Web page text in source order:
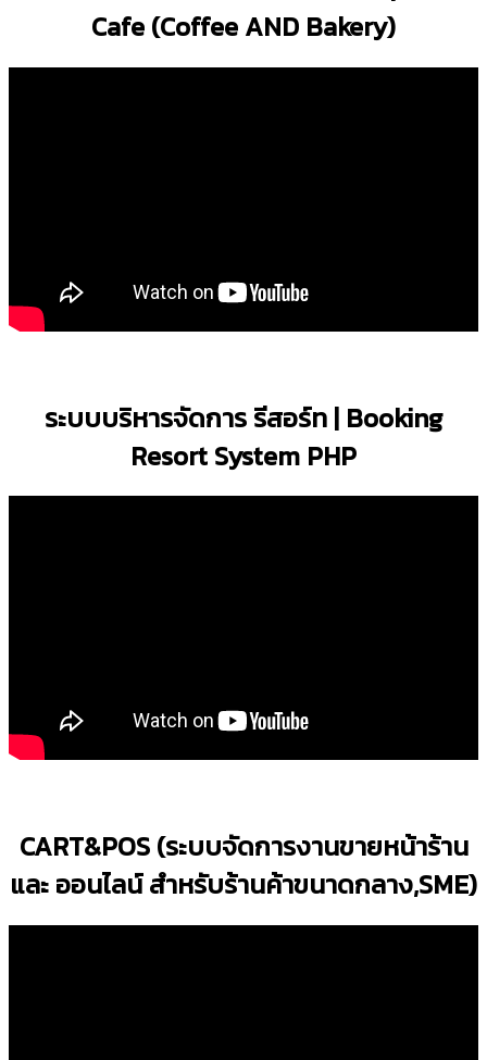
Cafe (Coffee AND Bakery)
ระบบบริหารจัดการ รีสอร์ท | Booking
Resort System PHP
CART&POS (ระบบจัดการงานขายหน้าร้าน
และ ออนไลน์ สำหรับร้านค้าขนาดกลาง,SME)